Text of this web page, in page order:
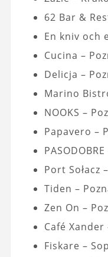
62 Bar &
En kniv och
Cucina –
Delicja –
Marino
NOOKS –
Papavero –
Port Sołacz
Tiden –
Zen On –
Café Xander
Fiskare –